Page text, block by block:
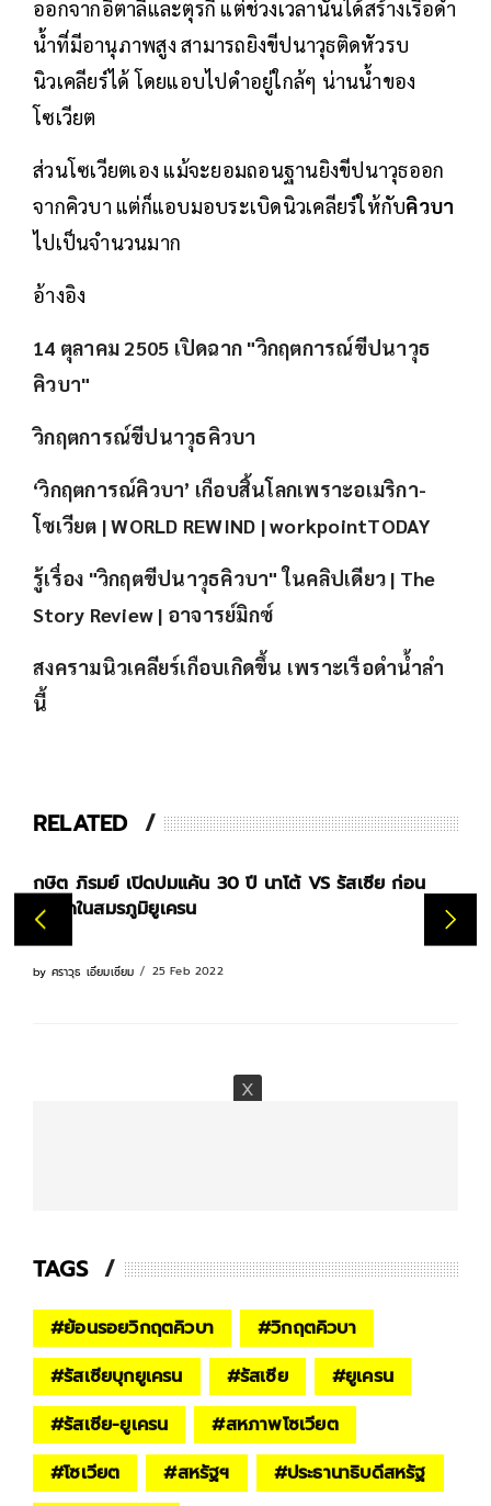
ออกจากอิตาลีและตุรกี แต่ช่วงเวลานั้นได้สร้างเรือดำ
น้ำที่มีอานุภาพสูง สามารถยิงขีปนาวุธติดหัวรบ
นิวเคลียร์ได้ โดยแอบไปดำอยู่ใกล้ๆ น่านน้ำของ
โซเวียต
ส่วนโซเวียตเอง แม้จะยอมถอนฐานยิงขีปนาวุธออก
จากคิวบา แต่ก็แอบมอบระเบิดนิวเคลียร์ให้กับคิวบา
ไปเป็นจำนวนมาก
อ้างอิง
14 ตุลาคม 2505 เปิดฉาก "วิกฤตการณ์ขีปนาวุธ
คิวบา"
วิกฤตการณ์ขีปนาวุธคิวบา
‘วิกฤตการณ์คิวบา’ เกือบสิ้นโลกเพราะอเมริกา-
โซเวียต | WORLD REWIND | workpointTODAY
รู้เรื่อง "วิกฤตขีปนาวุธคิวบา" ในคลิปเดียว | The
Story Review | อาจารย์มิกซ์
สงครามนิวเคลียร์เกือบเกิดขึ้น เพราะเรือดำน้ำลำ
นี้
RELATED
กษิต ภิรมย์ เปิดปมแค้น 30 ปี นาโต้ VS รัสเซีย ก่อน
ระเบิดในสมรภูมิยูเครน
ศราวุธ เอี่ยมเซี่ยม 25 Feb 2022
TAGS
#ย้อนรอยวิกฤตคิวบา #วิกฤตคิวบา
#รัสเซียบุกยูเครน #รัสเซีย #ยูเครน
#รัสเซีย-ยูเครน #สหภาพโซเวียต
#โซเวียต #สหรัฐฯ #ประธานาธิบดีสหรัฐ